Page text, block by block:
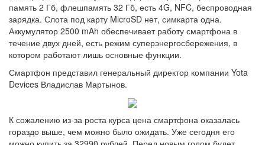
память 2 Гб, флешпамять 32 Гб, есть 4G, NFC, беспроводная
зарядка. Слота под карту MicroSD нет, симкарта одна.
Аккумулятор 2500 mAh обеспечивает работу смартфона в
течение двух дней, есть режим суперэнергосбережения, в
котором работают лишь основные функции.
Смартфон представил генеральный директор компании Yota
Devices Владислав Мартынов.
К сожалению из-за роста курса цена смартфона оказалась
гораздо выше, чем можно было ожидать. Уже сегодня его